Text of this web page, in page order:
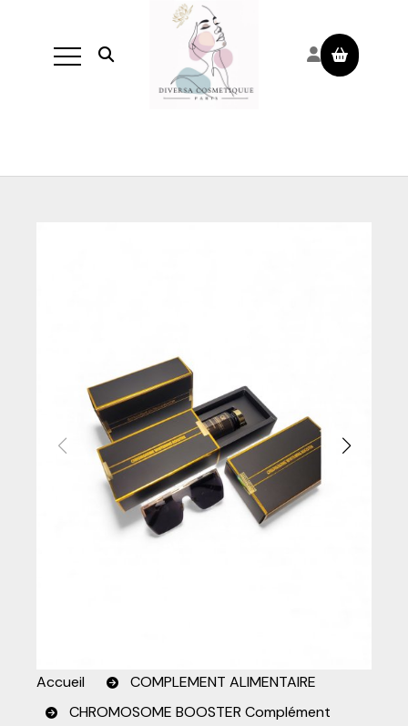
Ouvrir la recherche
Accueil
COMPLEMENT ALIMENTAIRE
CHROMOSOME BOOSTER Complément
Panneau de gestion des cookies